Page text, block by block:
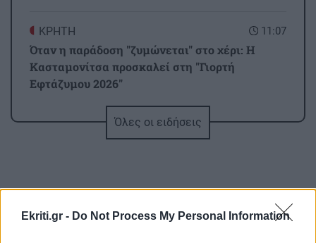
Ekriti.gr - Do Not Process My Personal Information
11:07
ΚΡΗΤΗ
Όταν η παράδοση "ζυμώνεται" στο χέρι: Η
Κασταμονίτσα προσκαλεί στη "Γιορτή
Εφτάζυμου 2026"
GOSSIP - LIFESTYLE
10:54
ΚΡΗΤΗ
Κρήτη: Εξιχνιάστηκαν οι εμπρησμοί -
Ταυτοποιήθηκαν δύο άνδρες
Όλες οι ειδήσεις